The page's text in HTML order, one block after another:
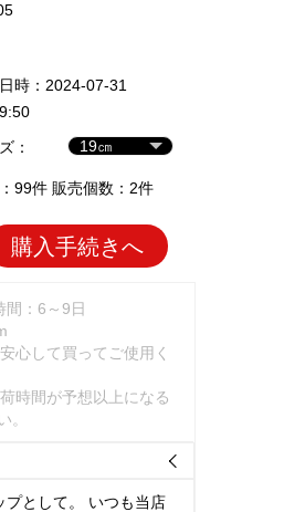
時：2024-07-31
：
99件 販売個数：2件
購入手続きへ
間：6～9日
心して買ってご使用く
時間が予想以上になる
。

プとして。 いつも当店